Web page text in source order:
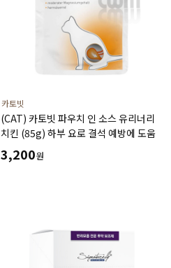
카토빗
(CAT) 카토빗 파우치 인 소스 유리너리
치킨 (85g) 하부 요로 결석 예방에 도움
3,200원